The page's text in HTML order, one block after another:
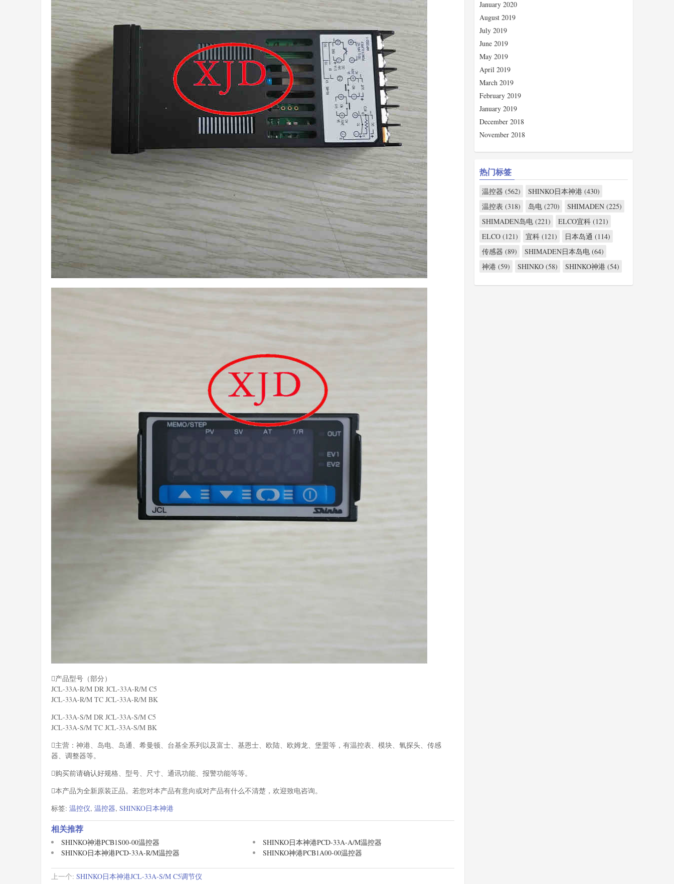
产品型号（部分）
JCL-33A-R/M DR JCL-33A-R/M C5
JCL-33A-R/M TC JCL-33A-R/M BK
JCL-33A-S/M DR JCL-33A-S/M C5
JCL-33A-S/M TC JCL-33A-S/M BK
主营：神港、岛电、岛通、希曼顿、台基全系列以及富士、基恩士、欧陆、欧姆龙、堡盟等，有温控表、模块、氧探头、传感
器、调整器等。
购买前请确认好规格、型号、尺寸、通讯功能、报警功能等等。
本产品为全新原装正品。若您对本产品有意向或对产品有什么不清楚，欢迎致电咨询。
标签: 温控仪, 温控器, SHINKO日本神港
相关推荐
SHINKO神港PCB1S00-00温控器
SHINKO日本神港PCD-33A-A/M温控器
SHINKO日本神港PCD-33A-R/M温控器
SHINKO神港PCB1A00-00温控器
上一个: SHINKO日本神港JCL-33A-S/M C5调节仪
January 2020
August 2019
July 2019
June 2019
May 2019
April 2019
March 2019
February 2019
January 2019
December 2018
November 2018
热门标签
温控器 (562)
SHINKO日本神港 (430)
温控表 (318)
岛电 (270)
SHIMADEN (225)
SHIMADEN岛电 (221)
ELCO宜科 (121)
ELCO (121)
宜科 (121)
日本岛通 (114)
传感器 (89)
SHIMADEN日本岛电 (64)
神港 (59)
SHINKO (58) SHINKO神港 (54)